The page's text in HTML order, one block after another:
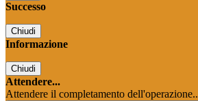
Successo
Chiudi
Informazione
Chiudi
Attendere...
Attendere il completamento